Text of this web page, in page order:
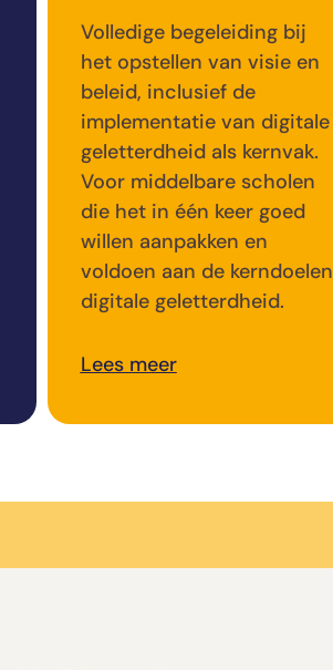
Volledige begeleiding bij
het opstellen van visie en
beleid, inclusief de
implementatie van digitale
geletterdheid als kernvak.
Voor middelbare scholen
die het in één keer goed
willen aanpakken en
voldoen aan de kerndoelen
digitale geletterdheid.
Lees meer